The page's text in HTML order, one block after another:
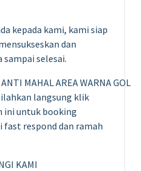
kepada kami, kami siap
dan
sampai selesai.
langsung klik
ini untuk booking
respond dan ramah
KAMI